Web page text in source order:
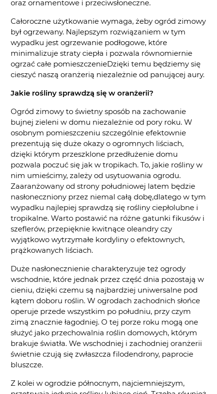
oraz ornamentowe i przeciwsłoneczne.
Całoroczne użytkowanie wymaga, żeby ogród zimowy
był ogrzewany. Najlepszym rozwiązaniem w tym
wypadku jest ogrzewanie podłogowe, które
minimalizuje straty ciepła i pozwala równomiernie
ogrzać całe pomieszczenieDzięki temu będziemy się
cieszyć naszą oranżerią niezależnie od panującej aury.
Jakie rośliny sprawdzą się w oranżerii?
Ogród zimowy to świetny sposób na zachowanie
bujnej zieleni w domu niezależnie od pory roku. W
osobnym pomieszczeniu szczególnie efektownie
prezentują się duże okazy o ogromnych liściach,
dzięki którym przeszklone przedłużenie domu
pozwala poczuć się jak w tropikach. To, jakie rośliny w
nim umieścimy, zależy od usytuowania ogrodu.
Zaaranżowany od strony południowej latem będzie
nasłoneczniony przez niemal całą dobę,dlatego w tym
wypadku najlepiej sprawdzą się rośliny ciepłolubne i
tropikalne. Warto postawić na różne gatunki fikusów i
szeflerów, przepięknie kwitnące oleandry czy
wyjątkowo wytrzymałe kordyliny o efektownych,
prążkowanych liściach.
Duże nasłonecznienie charakteryzuje też ogrody
wschodnie, które jednak przez część dnia pozostają w
cieniu, dzięki czemu są najbardziej uniwersalne pod
kątem doboru roślin. W ogrodach zachodnich słońce
operuje przede wszystkim po południu, przy czym
zimą znacznie łagodniej. O tej porze roku mogą one
służyć jako przechowalnia roślin domowych, którym
brakuje światła. We wschodniej i zachodniej oranżerii
świetnie czują się zwłaszcza filodendrony, paprocie
bluszcze.
Z kolei w ogrodzie północnym, najciemniejszym,